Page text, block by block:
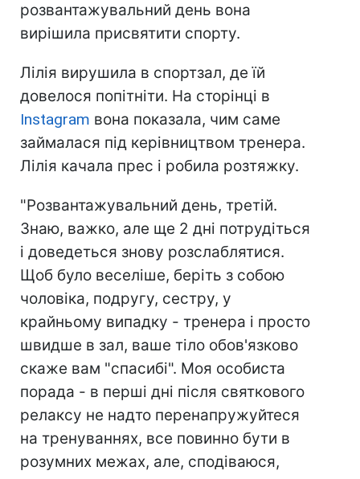
розвантажувальний день вона
вирішила присвятити спорту.
Лілія вирушила в спортзал, де їй
довелося попітніти. На сторінці в
Instagram вона показала, чим саме
займалася під керівництвом тренера.
Лілія качала прес і робила розтяжку.
"Розвантажувальний день, третій.
Знаю, важко, але ще 2 дні потрудіться
і доведеться знову розслаблятися.
Щоб було веселіше, беріть з собою
чоловіка, подругу, сестру, у
крайньому випадку - тренера і просто
швидше в зал, ваше тіло обов'язково
скаже вам "спасибі". Моя особиста
порада - в перші дні після святкового
релаксу не надто перенапружуйтеся
на тренуваннях, все повинно бути в
розумних межах, але, сподіваюся,